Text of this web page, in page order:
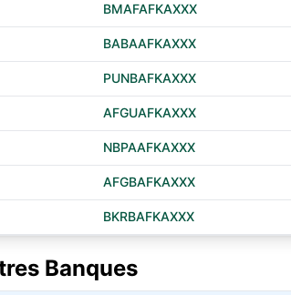
BMAFAFKAXXX
BABAAFKAXXX
PUNBAFKAXXX
AFGUAFKAXXX
NBPAAFKAXXX
AFGBAFKAXXX
BKRBAFKAXXX
Banques